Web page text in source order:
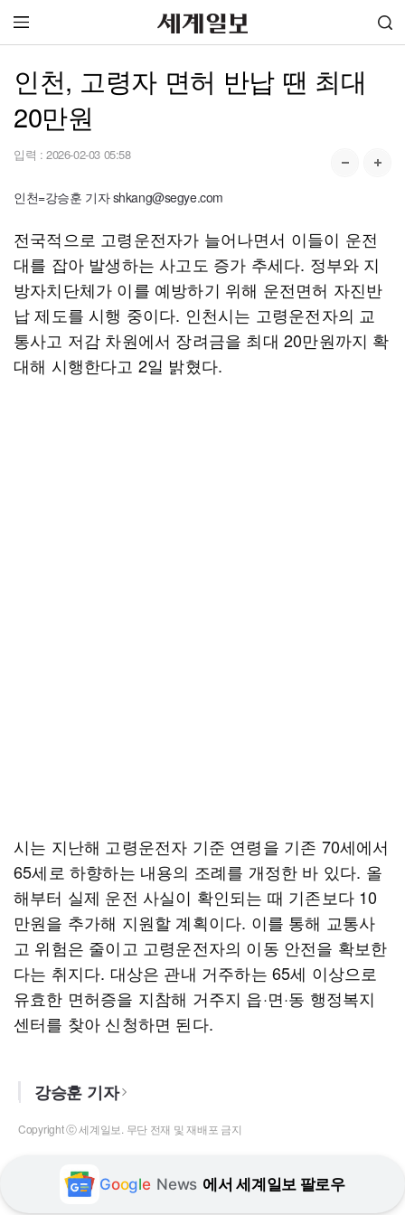
인천, 고령자 면허 반납 땐 최대
20만원
입력 : 2026-02-03 05:58
인천=강승훈 기자 shkang@segye.com
전국적으로 고령운전자가 늘어나면서 이들이 운전
대를 잡아 발생하는 사고도 증가 추세다. 정부와 지
방자치단체가 이를 예방하기 위해 운전면허 자진반
납 제도를 시행 중이다. 인천시는 고령운전자의 교
통사고 저감 차원에서 장려금을 최대 20만원까지 확
대해 시행한다고 2일 밝혔다.
시는 지난해 고령운전자 기준 연령을 기존 70세에서
65세로 하향하는 내용의 조례를 개정한 바 있다. 올
해부터 실제 운전 사실이 확인되는 때 기존보다 10
만원을 추가해 지원할 계획이다. 이를 통해 교통사
고 위험은 줄이고 고령운전자의 이동 안전을 확보한
다는 취지다. 대상은 관내 거주하는 65세 이상으로
유효한 면허증을 지참해 거주지 읍·면·동 행정복지
센터를 찾아 신청하면 된다.
강승훈 기자
Copyright ⓒ 세계일보. 무단 전재 및 재배포 금지
Google News 에서 세계일보 팔로우